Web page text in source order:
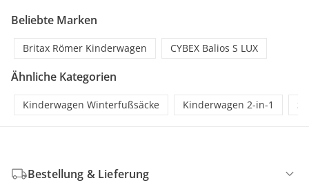
Beliebte Marken
Britax Römer Kinderwagen CYBEX Balios S LUX
Ähnliche Kategorien
Kinderwagen Winterfußsäcke Kinderwagen 2-in-1
Bestellung & Lieferung